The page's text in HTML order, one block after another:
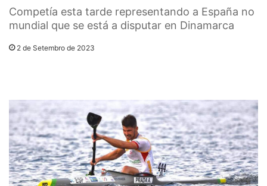
Competía esta tarde representando a España no
mundial que se está a disputar en Dinamarca
2 de Setembro de 2023